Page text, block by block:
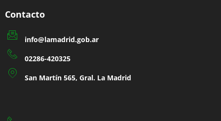
Contacto
info@lamadrid.gob.ar
02286-420325
San Martín 565, Gral. La Madrid